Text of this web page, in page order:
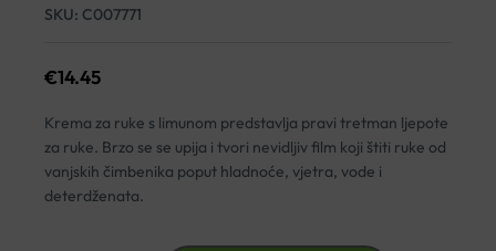
SKU: C007771
€14.45
Krema za ruke s limunom predstavlja pravi tretman ljepote
za ruke. Brzo se se upija i tvori nevidljiv film koji štiti ruke od
vanjskih čimbenika poput hladnoće, vjetra, vode i
deterdženata.